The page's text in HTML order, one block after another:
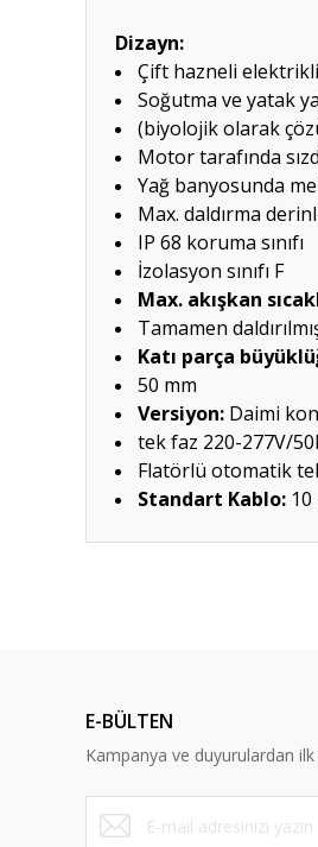
Dizayn:
Çift hazneli
Soğutma ve yatak
(biyolojik olarak
Motor tarafında
Yağ banyosunda
Max. daldırma
IP 68 koruma sınıfı
İzolasyon sınıfı F
Max. akışkan
Tamamen
Katı parça
50 mm
Versiyon: Daimi
tek faz 220-277V/
Flatörlü otomatik
Standart Kablo:
E-BÜLTEN
Kampanya ve duyurulardan